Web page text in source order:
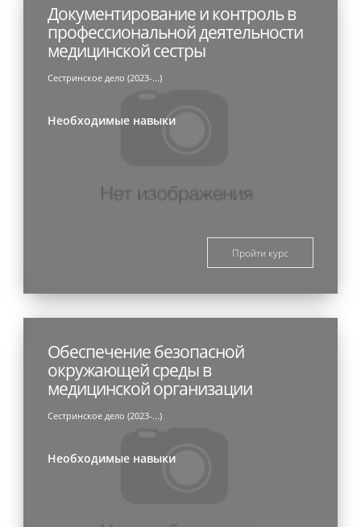
Документирование и контроль в
профессиональной деятельности
медицинской сестры
Сестринское дело (2023-...)
Необходимые навыки
Пройти курс
Обеспечение безопасной
окружающей среды в
медицинской организации
Сестринское дело (2023-...)
Необходимые навыки